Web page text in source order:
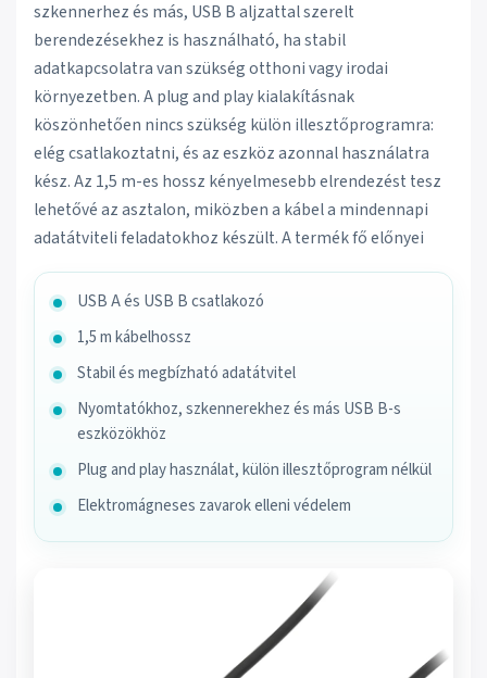
szkennerhez és más, USB B aljzattal szerelt
berendezésekhez is használható, ha stabil
adatkapcsolatra van szükség otthoni vagy irodai
környezetben. A plug and play kialakításnak
köszönhetően nincs szükség külön illesztőprogramra:
elég csatlakoztatni, és az eszköz azonnal használatra
kész. Az 1,5 m-es hossz kényelmesebb elrendezést tesz
lehetővé az asztalon, miközben a kábel a mindennapi
adatátviteli feladatokhoz készült. A termék fő előnyei
USB A és USB B csatlakozó
1,5 m kábelhossz
Stabil és megbízható adatátvitel
Nyomtatókhoz, szkennerekhez és más USB B-s
eszközökhöz
Plug and play használat, külön illesztőprogram nélkül
Elektromágneses zavarok elleni védelem